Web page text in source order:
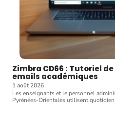
Zimbra CD66 : Tutoriel
emails académiques
1 août 2026
Les enseignants et le personnel
Pyrénées-Orientales utilisent